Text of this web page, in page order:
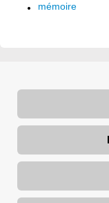
mémoire